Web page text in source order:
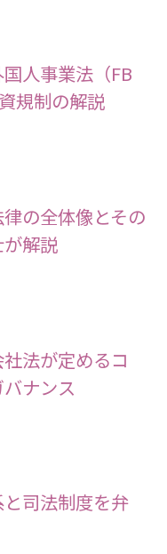
人事業法（FB
規制の解説
の全体像とその
解説
法が定めるコ
ナンス
司法制度を弁